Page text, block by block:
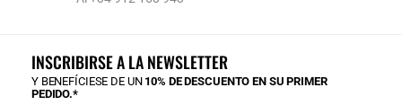
INSCRIBIRSE A LA NEWSLETTER
Y BENEFÍCIESE DE UN 10% DE DESCUENTO EN SU PRIMER
PEDIDO.*